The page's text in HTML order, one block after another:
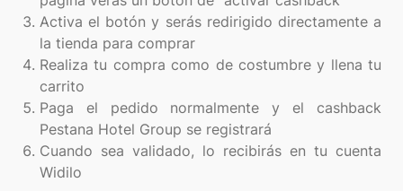
Activa el botón y serás redirigido directamente a
la tienda para comprar
Realiza tu compra como de costumbre y llena tu
carrito
Paga el pedido normalmente y el cashback
Pestana Hotel Group se registrará
Cuando sea validado, lo recibirás en tu cuenta
Widilo